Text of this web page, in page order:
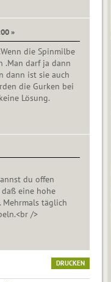
»
die Spinmilbe
.Man darf ja dann
dann ist sie auch
die Gurken bei
Lösung.
du offen
eine hohe
Mehrmals täglich
/>
DRUCKEN